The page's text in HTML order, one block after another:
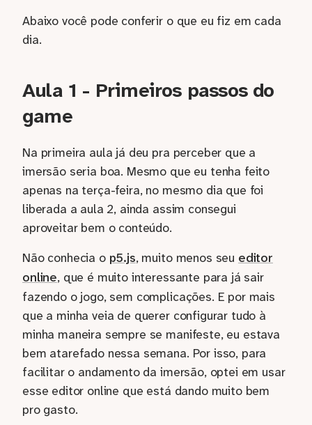
Abaixo você pode conferir o que eu fiz em cada
dia.
Aula 1 - Primeiros passos do
game
Na primeira aula já deu pra perceber que a
imersão seria boa. Mesmo que eu tenha feito
apenas na terça-feira, no mesmo dia que foi
liberada a aula 2, ainda assim consegui
aproveitar bem o conteúdo.
Não conhecia o p5.js, muito menos seu editor
online, que é muito interessante para já sair
fazendo o jogo, sem complicações. E por mais
que a minha veia de querer configurar tudo à
minha maneira sempre se manifeste, eu estava
bem atarefado nessa semana. Por isso, para
facilitar o andamento da imersão, optei em usar
esse editor online que está dando muito bem
pro gasto.